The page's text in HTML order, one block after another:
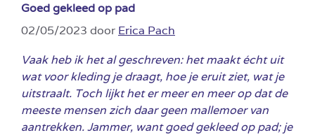
Goed gekleed op pad
02/05/2023 door Erica Pach
Vaak heb ik het al geschreven: het maakt écht uit
wat voor kleding je draagt, hoe je eruit ziet, wat je
uitstraalt. Toch lijkt het er meer en meer op dat de
meeste mensen zich daar geen mallemoer van
aantrekken. Jammer, want goed gekleed op pad; je